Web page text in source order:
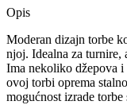
Opis
Moderan dizajn torbe
njoj. Idealna za turnire,
Ima nekoliko džepova i
ovoj torbi oprema
mogućnost izrade